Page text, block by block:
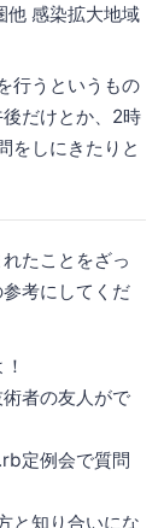
他 感染拡大地域
行うというもの
だけとか、2時
をしにきたりと
たことをざっ
考にしてくだ
者の友人がで
定例会で質問
と知り合いにな